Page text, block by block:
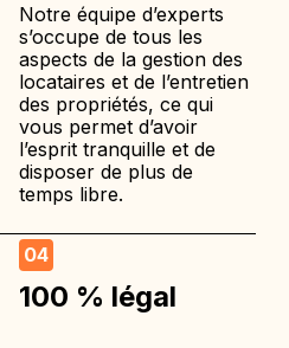
Notre équipe d’experts
s’occupe de tous les
aspects de la gestion des
locataires et de l’entretien
des propriétés, ce qui
vous permet d’avoir
l’esprit tranquille et de
disposer de plus de
temps libre.
04
100 % légal